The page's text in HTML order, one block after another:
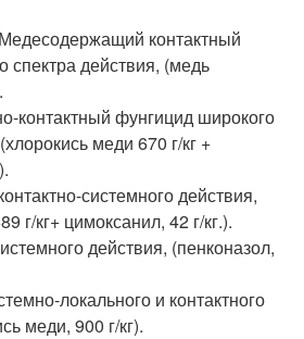
контактный
спектра действия, (медь
контактный фунгицид широкого
меди 670 г/кг +
системного действия,
г/кг+ цимоксанил, 42 г/кг.).
действия, (пенконазол,
локального и контактного
меди, 900 г/кг).